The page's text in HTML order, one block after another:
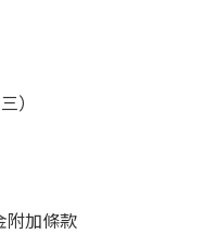
）
附加條款